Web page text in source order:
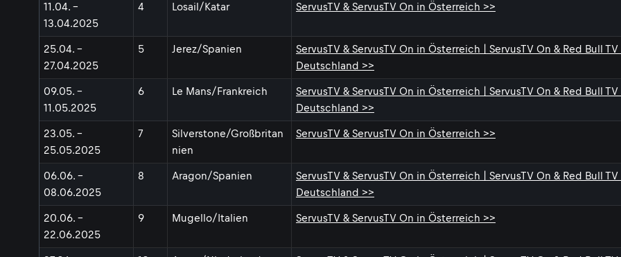
11.04. -
13.04.2025
4 Losail/Katar ServusTV & ServusTV On in Österreich >>
25.04. -
27.04.2025
5 Jerez/Spanien
ServusTV & ServusTV On in Österreich | ServusTV On & Red Bull TV
Deutschland >>
09.05. -
11.05.2025
6 Le Mans/Frankreich
ServusTV & ServusTV On in Österreich | ServusTV On & Red Bull TV
Deutschland >>
23.05. -
25.05.2025
7
Silverstone/Großbritan
nien
ServusTV & ServusTV On in Österreich >>
06.06. -
08.06.2025
8 Aragon/Spanien
ServusTV & ServusTV On in Österreich | ServusTV On & Red Bull TV
Deutschland >>
20.06. -
22.06.2025
9 Mugello/Italien ServusTV & ServusTV On in Österreich >>